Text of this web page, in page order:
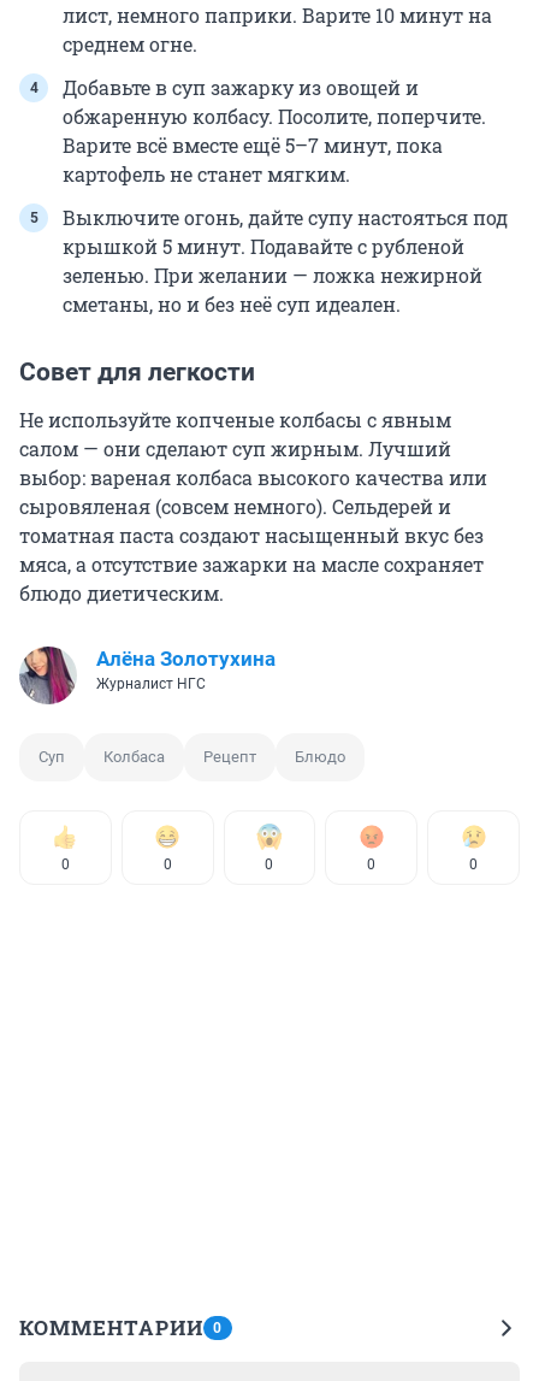
лист, немного паприки. Варите 10 минут на
среднем огне.
Добавьте в суп зажарку из овощей и
обжаренную колбасу. Посолите, поперчите.
Варите всё вместе ещё 5–7 минут, пока
картофель не станет мягким.
Выключите огонь, дайте супу настояться под
крышкой 5 минут. Подавайте с рубленой
зеленью. При желании — ложка нежирной
сметаны, но и без неё суп идеален.
Совет для легкости
Не используйте копченые колбасы с явным
салом — они сделают суп жирным. Лучший
выбор: вареная колбаса высокого качества или
сыровяленая (совсем немного). Сельдерей и
томатная паста создают насыщенный вкус без
мяса, а отсутствие зажарки на масле сохраняет
блюдо диетическим.
Алёна Золотухина
Журналист НГС
Суп Колбаса Рецепт Блюдо
0 0 0 0 0
КОММЕНТАРИИ 0